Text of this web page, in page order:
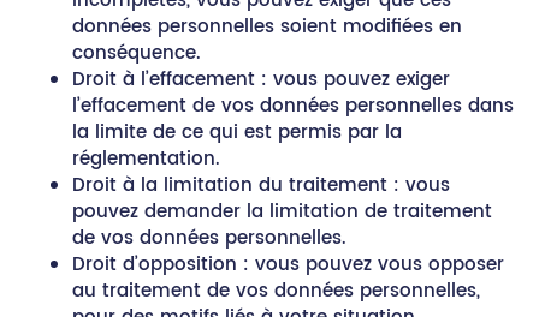
données personnelles soient modifiées en
conséquence.
Droit à l’effacement : vous pouvez exiger
l’effacement de vos données personnelles dans
la limite de ce qui est permis par la
réglementation.
Droit à la limitation du traitement : vous
pouvez demander la limitation de traitement
de vos données personnelles.
Droit d’opposition : vous pouvez vous opposer
au traitement de vos données personnelles,